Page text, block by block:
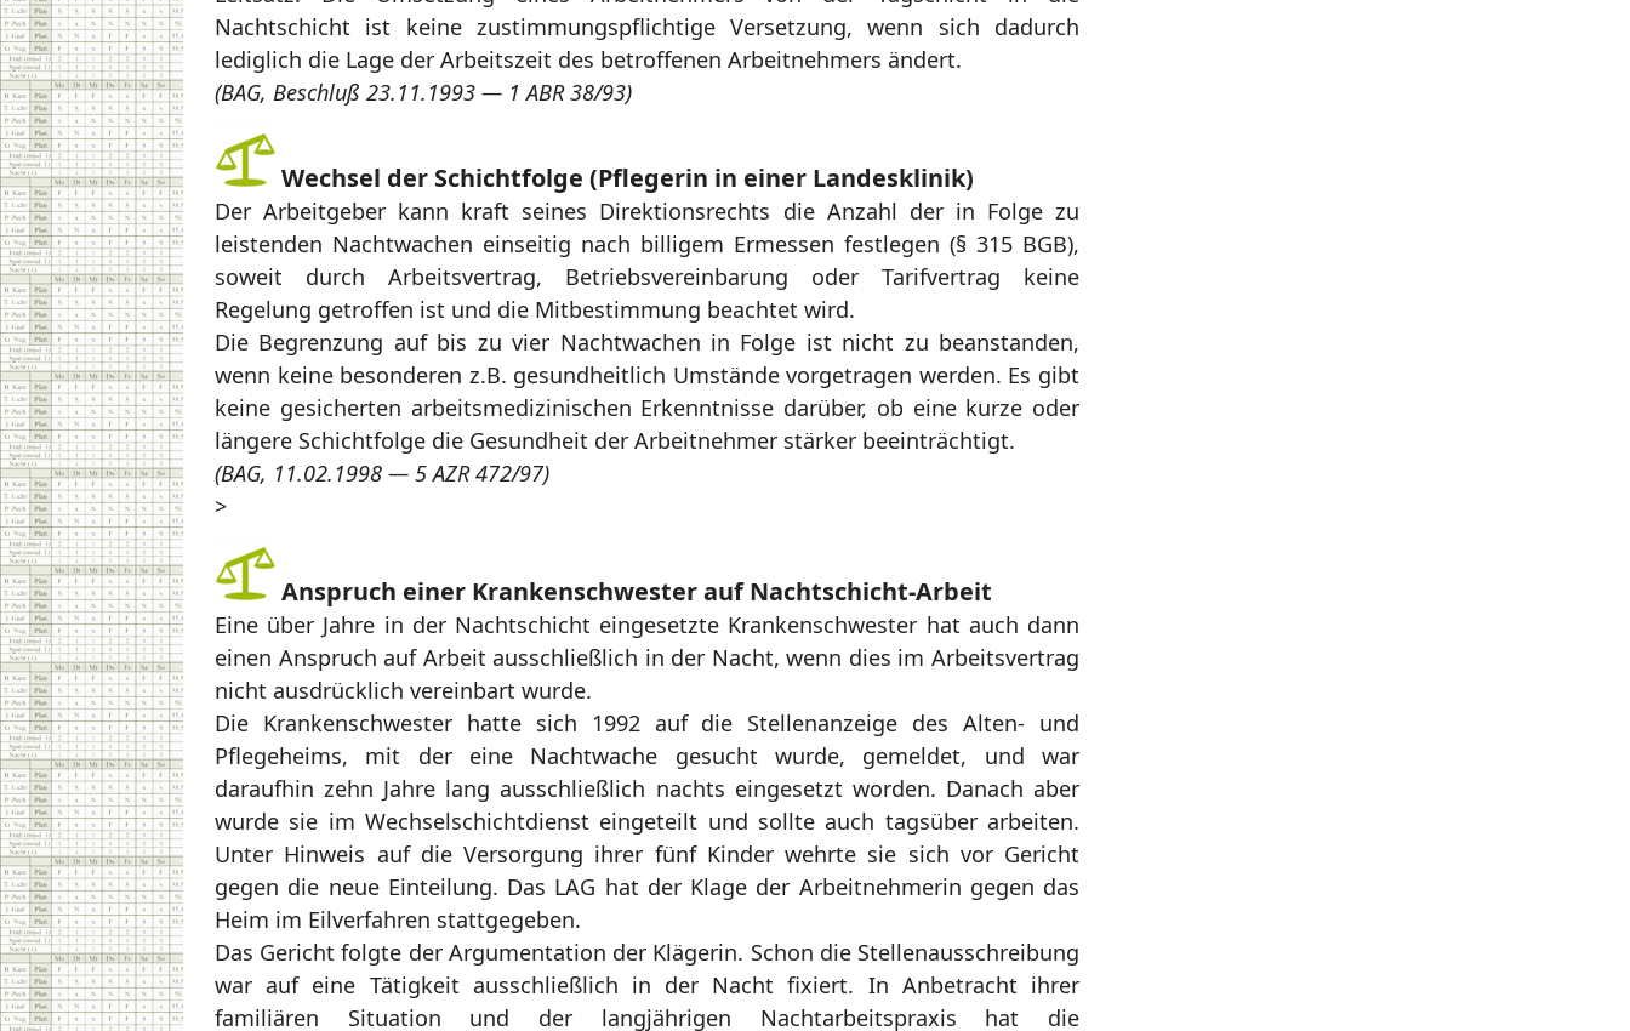
Nachtschicht ist keine zustimmungspflichtige Versetzung, wenn sich dadurch
lediglich die Lage der Arbeitszeit des betroffenen Arbeitnehmers ändert.
(BAG, Beschluß 23.11.1993 — 1 ABR 38/93)
Wechsel der Schichtfolge (Pflegerin in einer Landesklinik)
Der Arbeitgeber kann kraft seines Direktionsrechts die Anzahl der in Folge zu
leistenden Nachtwachen einseitig nach billigem Ermessen festlegen (§ 315 BGB),
soweit durch Arbeitsvertrag, Betriebsvereinbarung oder Tarifvertrag keine
Regelung getroffen ist und die Mitbestimmung beachtet wird.
Die Begrenzung auf bis zu vier Nachtwachen in Folge ist nicht zu beanstanden,
wenn keine besonderen z.B. gesundheitlich Umstände vorgetragen werden. Es gibt
keine gesicherten arbeitsmedizinischen Erkenntnisse darüber, ob eine kurze oder
längere Schichtfolge die Gesundheit der Arbeitnehmer stärker beeinträchtigt.
(BAG, 11.02.1998 — 5 AZR 472/97)
>
Anspruch einer Krankenschwester auf Nachtschicht-Arbeit
Eine über Jahre in der Nachtschicht eingesetzte Krankenschwester hat auch dann
einen Anspruch auf Arbeit ausschließlich in der Nacht, wenn dies im Arbeitsvertrag
nicht ausdrücklich vereinbart wurde.
Die Krankenschwester hatte sich 1992 auf die Stellenanzeige des Alten- und
Pflegeheims, mit der eine Nachtwache gesucht wurde, gemeldet, und war
daraufhin zehn Jahre lang ausschließlich nachts eingesetzt worden. Danach aber
wurde sie im Wechselschichtdienst eingeteilt und sollte auch tagsüber arbeiten.
Unter Hinweis auf die Versorgung ihrer fünf Kinder wehrte sie sich vor Gericht
gegen die neue Einteilung. Das LAG hat der Klage der Arbeitnehmerin gegen das
Heim im Eilverfahren stattgegeben.
Das Gericht folgte der Argumentation der Klägerin. Schon die Stellenausschreibung
war auf eine Tätigkeit ausschließlich in der Nacht fixiert. In Anbetracht ihrer
familiären Situation und der langjährigen Nachtarbeitspraxis hat die